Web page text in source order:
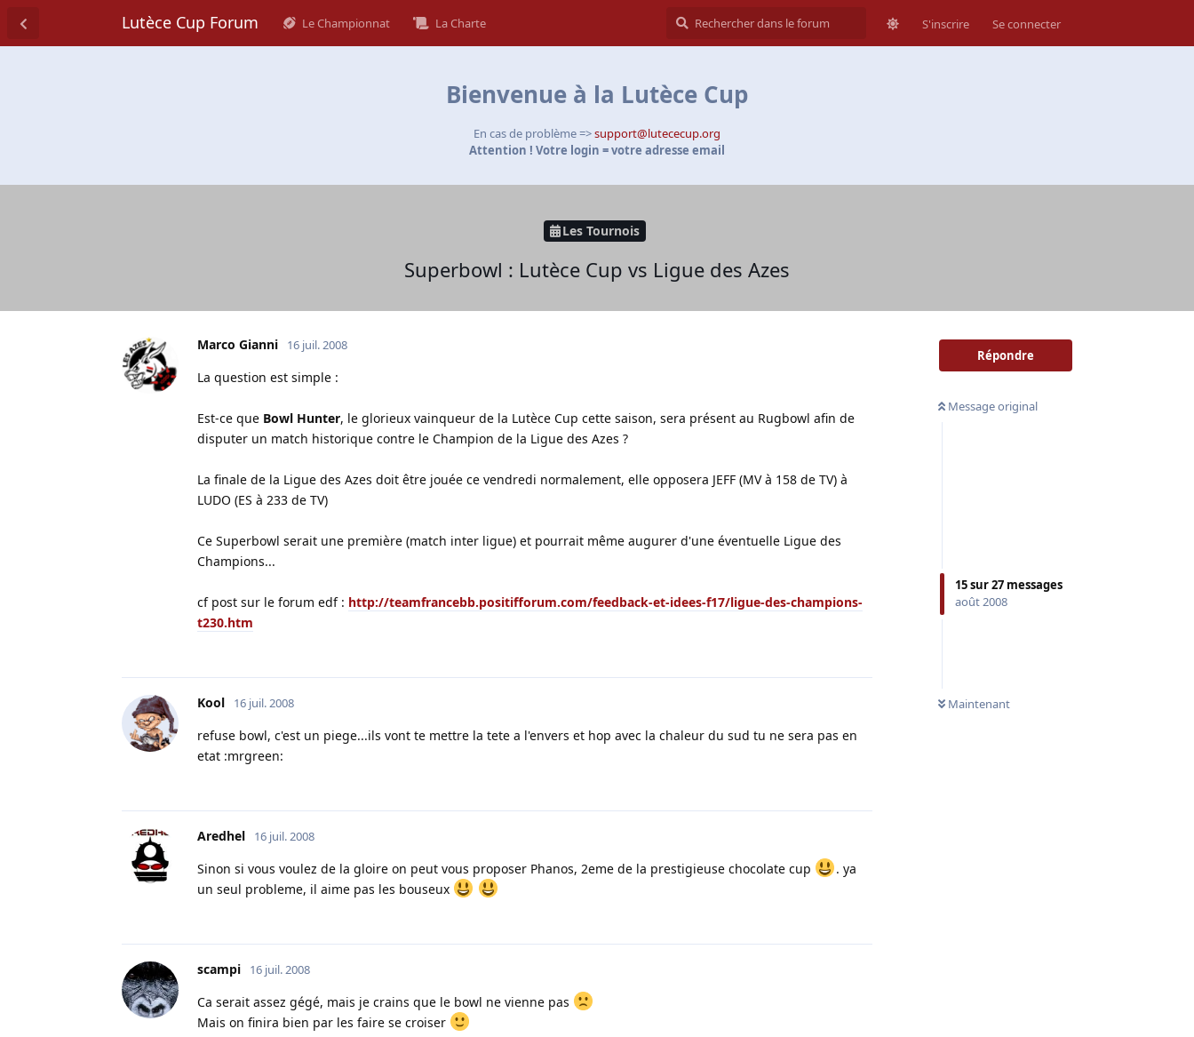
Lutèce Cup Forum Le Championnat La Charte S'inscrire Se connecter
Bienvenue à la Lutèce Cup
En cas de problème =>support@lutececup.org
Attention ! Votre login = votre adresse email
Les Tournois
Superbowl : Lutèce Cup vs Ligue des Azes
Répondre
Message original
15sur27 messages
août 2008
Maintenant
Marco Gianni 16 juil. 2008
La question est simple :
Est-ce que Bowl Hunter, le glorieux vainqueur de la Lutèce Cup cette saison, sera présent au Rugbowl afin de
disputer un match historique contre le Champion de la Ligue des Azes ?
La finale de la Ligue des Azes doit être jouée ce vendredi normalement, elle opposera JEFF (MV à 158 de TV) à
LUDO (ES à 233 de TV)
Ce Superbowl serait une première (match inter ligue) et pourrait même augurer d'une éventuelle Ligue des
Champions...
cf post sur le forum edf : http://teamfrancebb.positifforum.com/feedback-et-idees-f17/ligue-des-champions-
t230.htm
Kool 16 juil. 2008
refuse bowl, c'est un piege...ils vont te mettre la tete a l'envers et hop avec la chaleur du sud tu ne sera pas en
etat :mrgreen:
Aredhel 16 juil. 2008
Sinon si vous voulez de la gloire on peut vous proposer Phanos, 2eme de la prestigieuse chocolate cup
. ya
un seul probleme, il aime pas les bouseux
scampi 16 juil. 2008
Ca serait assez gégé, mais je crains que le bowl ne vienne pas
Mais on finira bien par les faire se croiser